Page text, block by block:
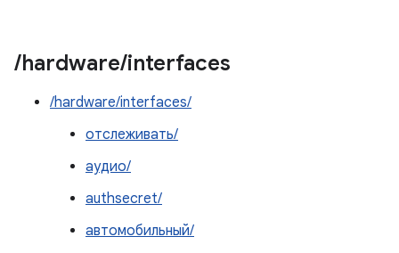
/hardware/interfaces
/hardware/interfaces/
отслеживать/
аудио/
authsecret/
автомобильный/